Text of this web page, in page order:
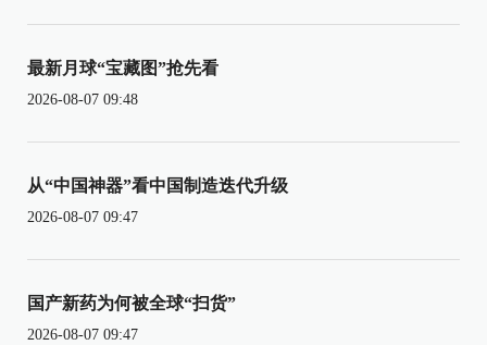
最新月球“宝藏图”抢先看
2026-08-07 09:48
从“中国神器”看中国制造迭代升级
2026-08-07 09:47
国产新药为何被全球“扫货”
2026-08-07 09:47